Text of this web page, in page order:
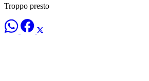
Troppo presto